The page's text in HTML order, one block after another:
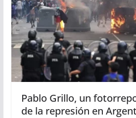
Pablo Grillo, un
de la represión en